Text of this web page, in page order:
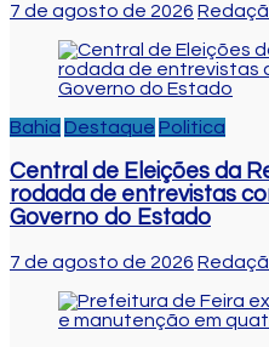
7 de agosto de 2026
Bahia Destaque Politica
Central de Eleições da
rodada de entrevistas
Governo do Estado
7 de agosto de 2026